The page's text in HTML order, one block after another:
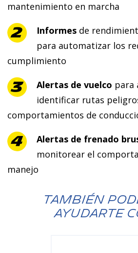
mantenimiento en marcha
Informes de
para automatizar los
cumplimiento
Alertas de vuelco para
identificar rutas
comportamientos de
Alertas de frenado
monitorear el
manejo
TAMBIÉN
AYUDARTE